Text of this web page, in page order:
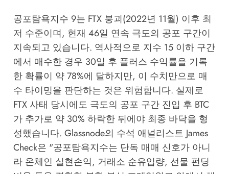
공포탐욕지수 9는 FTX 붕괴(2022년 11월) 이후 최
저 수준이며, 현재 46일 연속 극도의 공포 구간이
지속되고 있습니다. 역사적으로 지수 15 이하 구간
에서 매수한 경우 30일 후 플러스 수익률을 기록
한 확률이 약 78%에 달하지만, 이 수치만으로 매
수 타이밍을 판단하는 것은 위험합니다. 실제로
FTX 사태 당시에도 극도의 공포 구간 진입 후 BTC
가 추가로 약 30% 하락한 뒤에야 최종 바닥을 형
성했습니다. Glassnode의 수석 애널리스트 James
Check은 "공포탐욕지수는 단독 매매 신호가 아니
라 온체인 실현손익, 거래소 순유입량, 선물 펀딩